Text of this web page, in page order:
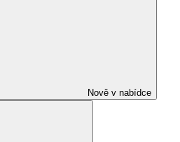
Nově v nabídce